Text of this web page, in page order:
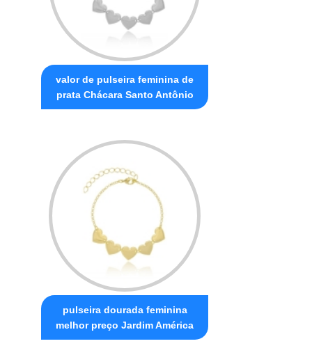
valor de pulseira feminina de
prata Chácara Santo Antônio
pulseira dourada feminina
melhor preço Jardim América